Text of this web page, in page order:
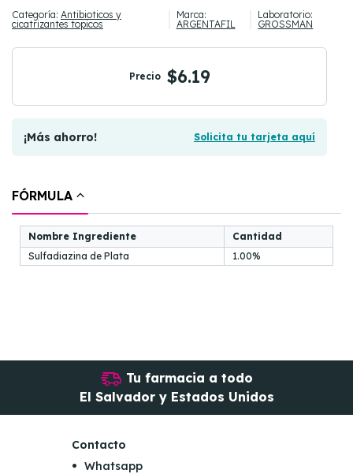
Categoría: Antibioticos y
cicatrizantes topicos
Marca:
ARGENTAFIL
Laboratorio:
GROSSMAN
Precio $6.19
¡Más ahorro! Solicita tu tarjeta aquí
FÓRMULA
Nombre Ingrediente
Cantidad
Sulfadiazina de Plata
1.00%
Tu farmacia a todo
El Salvador y Estados Unidos
Contacto
Whatsapp